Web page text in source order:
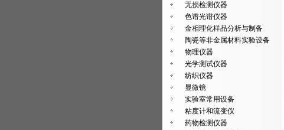
无损检测仪器
色谱光谱仪器
金相理化样品分析与制备
陶瓷等非金属材料实验设备
物理仪器
光学测试仪器
纺织仪器
显微镜
实验室常用设备
粘度计和流变仪
药物检测仪器